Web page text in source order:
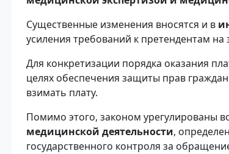
Существенные изменения вносятся и в
усиления требований к претендентам
Для конкретизации порядка оказания
целях обеспечения защиты прав
взимать плату.
Помимо этого, законом урегулированы
медицинской деятельности,
государственного контроля за